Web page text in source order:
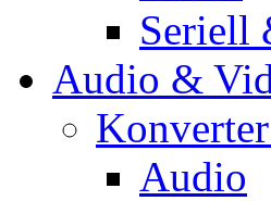
Seriell
Audio &
Audio